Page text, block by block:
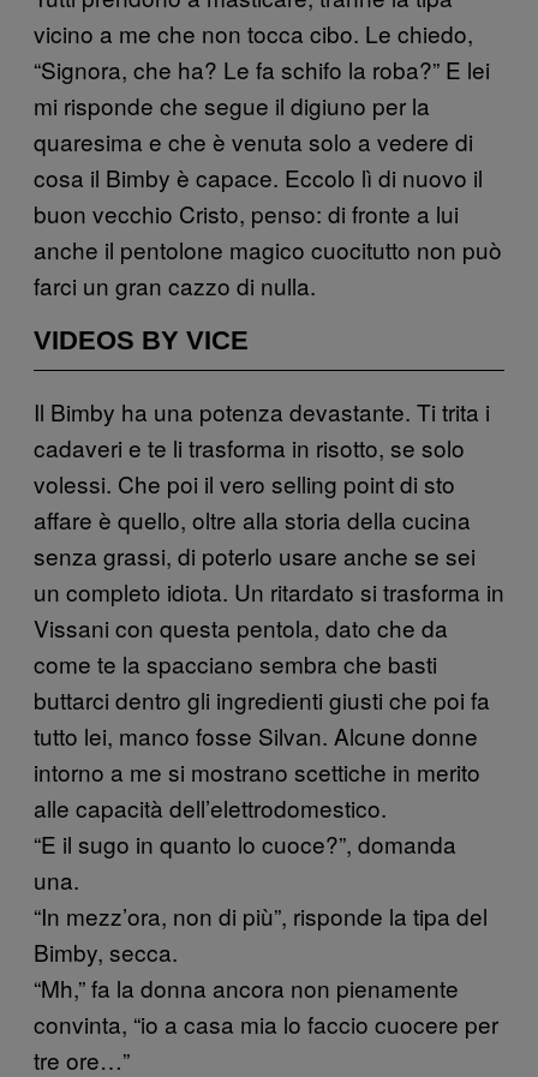
vicino a me che non tocca cibo. Le chiedo,
“Signora, che ha? Le fa schifo la roba?” E lei
mi risponde che segue il digiuno per la
quaresima e che è venuta solo a vedere di
cosa il Bimby è capace. Eccolo lì di nuovo il
buon vecchio Cristo, penso: di fronte a lui
anche il pentolone magico cuocitutto non può
farci un gran cazzo di nulla.
VIDEOS BY VICE
Il Bimby ha una potenza devastante. Ti trita i
cadaveri e te li trasforma in risotto, se solo
volessi. Che poi il vero selling point di sto
affare è quello, oltre alla storia della cucina
senza grassi, di poterlo usare anche se sei
un completo idiota. Un ritardato si trasforma in
Vissani con questa pentola, dato che da
come te la spacciano sembra che basti
buttarci dentro gli ingredienti giusti che poi fa
tutto lei, manco fosse Silvan. Alcune donne
intorno a me si mostrano scettiche in merito
alle capacità dell’elettrodomestico.
“E il sugo in quanto lo cuoce?”, domanda
una.
“In mezz’ora, non di più”, risponde la tipa del
Bimby, secca.
“Mh,” fa la donna ancora non pienamente
convinta, “io a casa mia lo faccio cuocere per
tre ore…”